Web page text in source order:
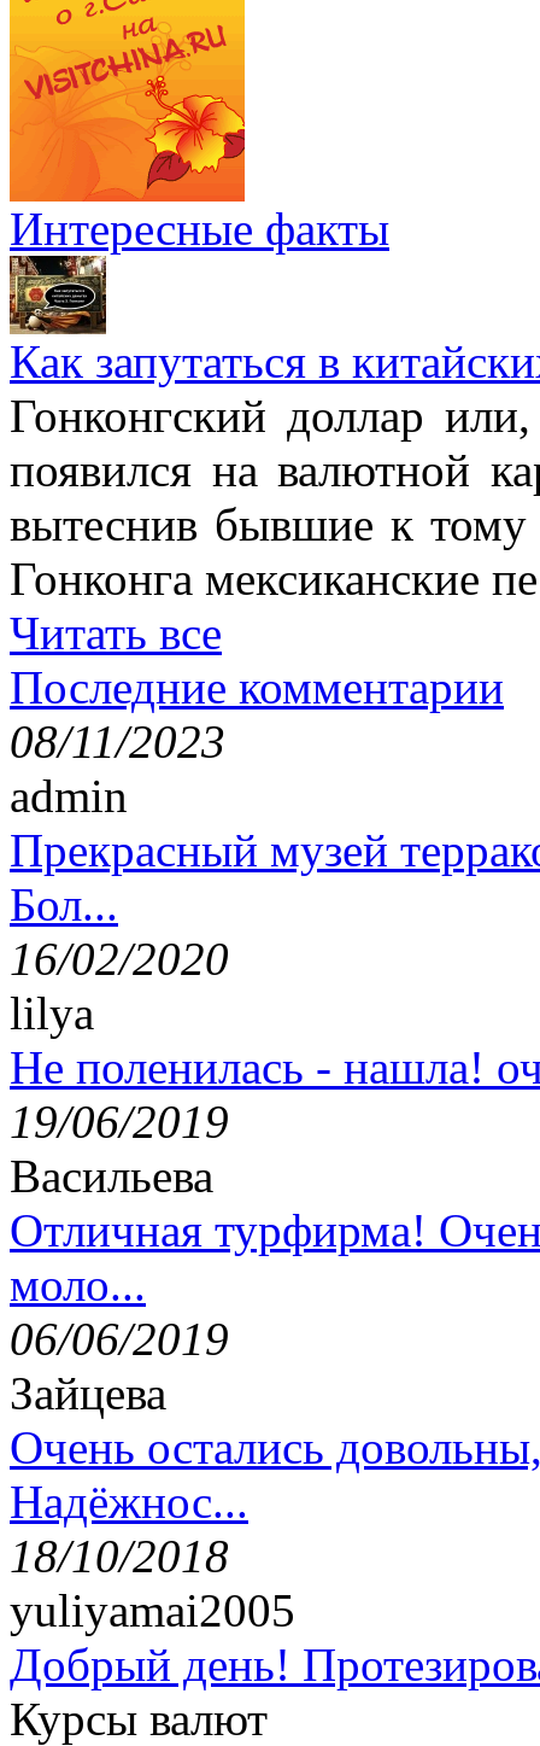
Интересные факты
Как запутаться в
Гонконгский доллар
появился на валютной
вытеснив бывшие к тому
Гонконга мексиканские
Читать все
Последние комментарии
08/11/2023
admin
Прекрасный музей
Бол...
16/02/2020
lilya
Не поленилась - нашла!
19/06/2019
Васильева
Отличная турфирма!
моло...
06/06/2019
Зайцева
Очень остались
Надёжнос...
18/10/2018
yuliyamai2005
Добрый день!
Курсы валют